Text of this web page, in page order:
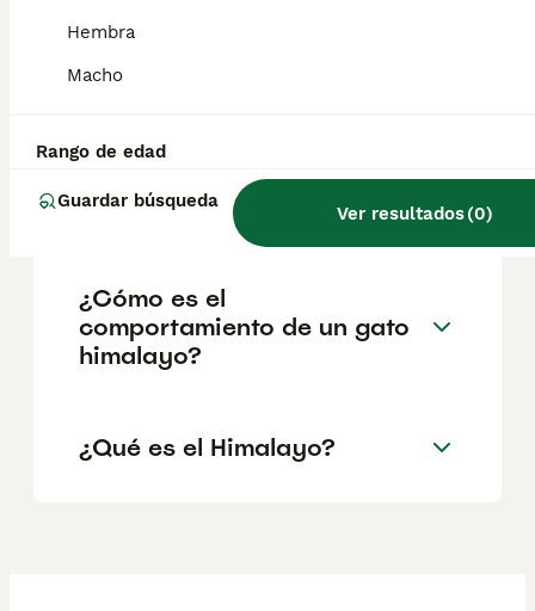
Hembra
Macho
Rango de edad
Guardar búsqueda
Ver resultados(0)
criadores responsables que garanticen la
Informarse bien y comparar opciones antes
¿Qué es un gato himalayo?
¿Cómo es el
comportamiento de un gato
himalayo?
¿Qué es el Himalayo?